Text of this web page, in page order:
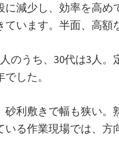
に減少し、効率を高
ています。半面、高
のうち、30代は3人
した。
砂利敷きで幅も狭い
いる作業現場では、